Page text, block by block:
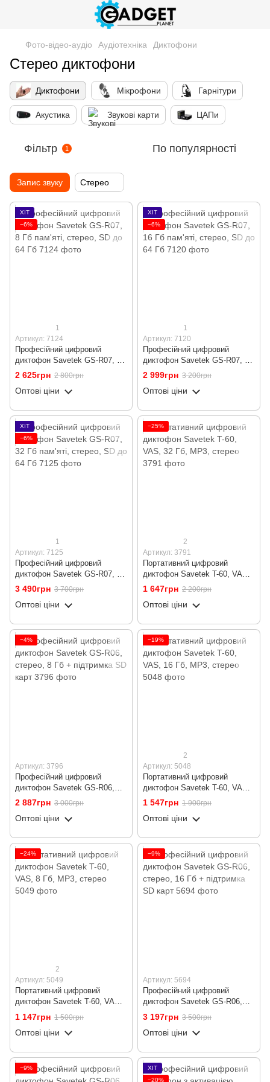
Фото-відео-аудіо Аудіотехніка Диктофони
Стерео диктофони
Диктофони Мікрофони Гарнітури
Акустика Звукові карти ЦАПи
Фільтр 1 По популярності
Запис звуку Стерео
ХІТ
−6%
1
Артикул: 7124
Професійний цифровий
диктофон Savetek GS-R07, 8
Гб пам'яті, стерео, SD до 64
2 625грн 2 800грн
Оптові ціни
ХІТ
−6%
1
Артикул: 7120
Професійний цифровий
диктофон Savetek GS-R07, 16
Гб пам'яті, стерео, SD до 64
2 999грн 3 200грн
Оптові ціни
ХІТ
−6%
1
Артикул: 7125
Професійний цифровий
диктофон Savetek GS-R07, 32
Гб пам'яті, стерео, SD до 64
3 490грн 3 700грн
Оптові ціни
−25%
2
Артикул: 3791
Портативний цифровий
диктофон Savetek T-60, VAS,
32 Гб, MP3, стерео
1 647грн 2 200грн
Оптові ціни
−4%
Артикул: 3796
Професійний цифровий
диктофон Savetek GS-R06,
стерео, 8 Гб + підтримка SD
2 887грн 3 000грн
Оптові ціни
−19%
2
Артикул: 5048
Портативний цифровий
диктофон Savetek T-60, VAS,
16 Гб, MP3, стерео
1 547грн 1 900грн
Оптові ціни
−24%
2
Артикул: 5049
Портативний цифровий
диктофон Savetek T-60, VAS,
8 Гб, MP3, стерео
1 147грн 1 500грн
Оптові ціни
−9%
Артикул: 5694
Професійний цифровий
диктофон Savetek GS-R06,
стерео, 16 Гб + підтримка SD
3 197грн 3 500грн
Оптові ціни
−9%
ХІТ
−20%